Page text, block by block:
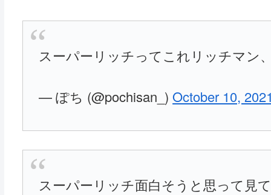
スーパーリッチってこれリッチマン
— ぽち (@pochisan_)October 10,
スーパーリッチ面白そうと思って見